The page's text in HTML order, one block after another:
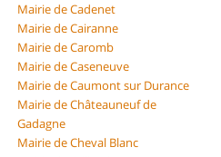
Mairie de Cadenet
Mairie de Cairanne
Mairie de Caromb
Mairie de Caseneuve
Mairie de Caumont sur Durance
Mairie de Châteauneuf de
Gadagne
Mairie de Cheval Blanc